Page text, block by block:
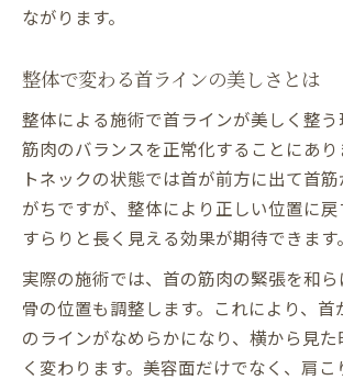
ながります。
整体で変わる首ラインの美しさとは
整体による施術で首ラインが美しく整
筋肉のバランスを正常化することにあり
トネックの状態では首が前方に出て首
がちですが、整体により正しい位置に
すらりと長く見える効果が期待できます。
実際の施術では、首の筋肉の緊張を和
骨の位置も調整します。これにより、首
のラインがなめらかになり、横から見
く変わります。美容面だけでなく、肩